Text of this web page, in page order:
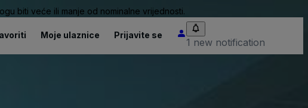
biti veće ili manje od nominalne vrijednosti.
Moje ulaznice Prijavite se
1 new notification